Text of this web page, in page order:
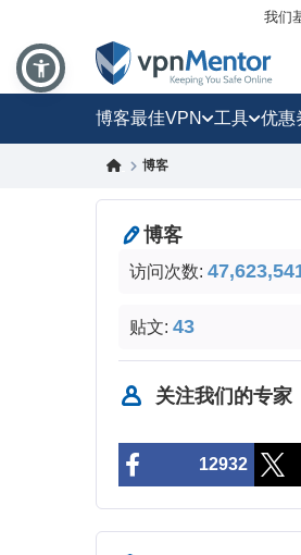
我们
博客最佳VPN 工具 优惠
博客
博客
访问次数:
贴文: 43
关注我们的专家
12932